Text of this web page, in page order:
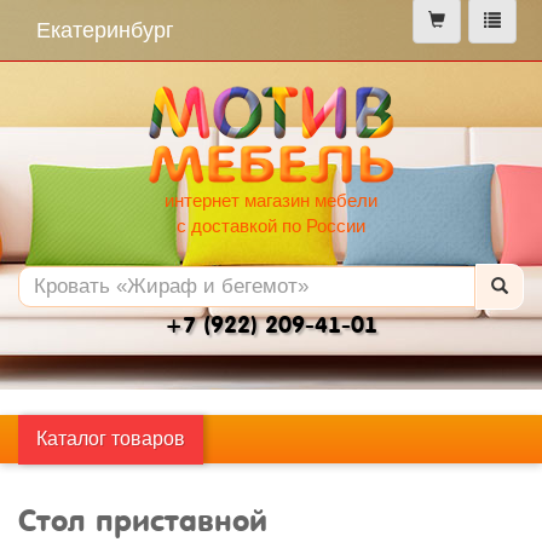
меню
Екатеринбург
интернет магазин мебели
с доставкой по России
+7 (922) 209-41-01
Каталог товаров
Стол приставной